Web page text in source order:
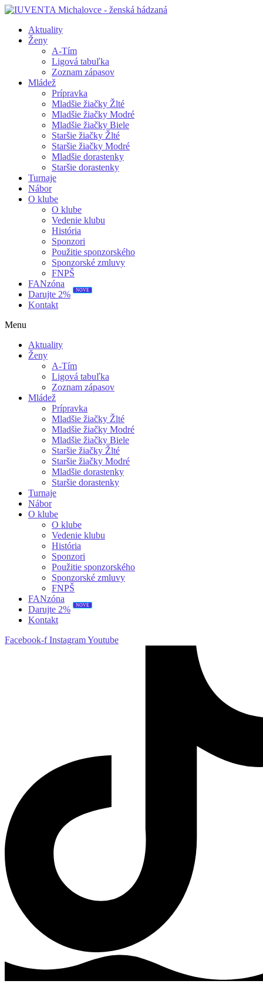
Aktuality
Ženy
A-Tím
Ligová tabuľka
Zoznam zápasov
Mládež
Prípravka
Mladšie žiačky Žlté
Mladšie žiačky Modré
Mladšie žiačky Biele
Staršie žiačky Žlté
Staršie žiačky Modré
Mladšie dorastenky
Staršie dorastenky
Turnaje
Nábor
O klube
O klube
Vedenie klubu
História
Sponzori
Použitie sponzorského
Sponzorské zmluvy
FNPŠ
FANzóna
Darujte 2%
NOVÉ
Kontakt
Menu
Aktuality
Ženy
A-Tím
Ligová tabuľka
Zoznam zápasov
Mládež
Prípravka
Mladšie žiačky Žlté
Mladšie žiačky Modré
Mladšie žiačky Biele
Staršie žiačky Žlté
Staršie žiačky Modré
Mladšie dorastenky
Staršie dorastenky
Turnaje
Nábor
O klube
O klube
Vedenie klubu
História
Sponzori
Použitie sponzorského
Sponzorské zmluvy
FNPŠ
FANzóna
Darujte 2%
NOVÉ
Kontakt
Facebook-f InstagramYoutube